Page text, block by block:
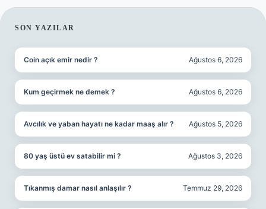
SIDEBAR
SON YAZILAR
Coin açık emir nedir ? Ağustos 6, 2026
Kum geçirmek ne demek ? Ağustos 6, 2026
Avcılık ve yaban hayatı ne kadar maaş alır ? Ağustos 5, 2026
80 yaş üstü ev satabilir mi ? Ağustos 3, 2026
Tıkanmış damar nasıl anlaşılır ? Temmuz 29, 2026